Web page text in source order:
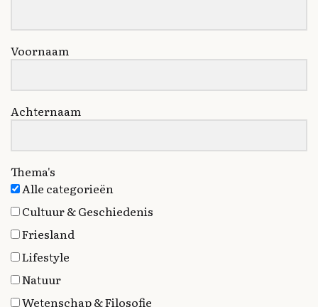
Voornaam
Achternaam
Thema's
Alle categorieën
Cultuur & Geschiedenis
Friesland
Lifestyle
Natuur
Wetenschap & Filosofie